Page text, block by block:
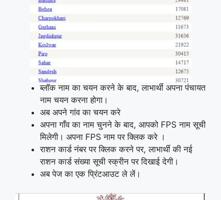
ब्लॉक नाम का चयन करने के बाद, लाभार्थी अपना पंचायत
नाम चयन करना होगा।
अब अपने गांव का चयन करे
अपना गाँव का नाम चुनने के बाद, आपको FPS नाम सूची
मिलेगी। अपना FPS नाम पर क्लिक करे ।
राशन कार्ड नंबर पर क्लिक करने पर, लाभार्थी की नई
राशन कार्ड संख्या सूची स्क्रीन पर दिखाई देगी।
अब पेज का एक प्रिंटआउट ले लें।